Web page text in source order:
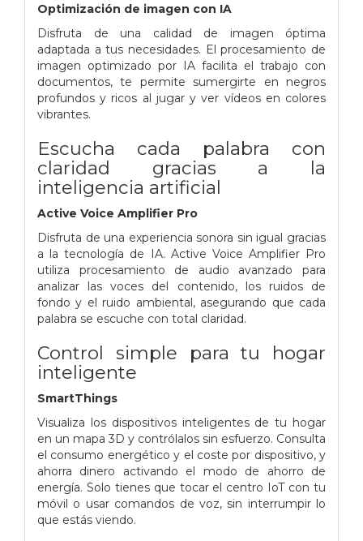
Optimización de imagen con IA
Disfruta de una calidad de imagen óptima
adaptada a tus necesidades. El procesamiento de
imagen optimizado por IA facilita el trabajo con
documentos, te permite sumergirte en negros
profundos y ricos al jugar y ver vídeos en colores
vibrantes.
Escucha cada palabra con
claridad gracias a la
inteligencia artificial
Active Voice Amplifier Pro
Disfruta de una experiencia sonora sin igual gracias
a la tecnología de IA. Active Voice Amplifier Pro
utiliza procesamiento de audio avanzado para
analizar las voces del contenido, los ruidos de
fondo y el ruido ambiental, asegurando que cada
palabra se escuche con total claridad.
Control simple para tu hogar
inteligente
SmartThings
Visualiza los dispositivos inteligentes de tu hogar
en un mapa 3D y contrólalos sin esfuerzo. Consulta
el consumo energético y el coste por dispositivo, y
ahorra dinero activando el modo de ahorro de
energía. Solo tienes que tocar el centro IoT con tu
móvil o usar comandos de voz, sin interrumpir lo
que estás viendo.